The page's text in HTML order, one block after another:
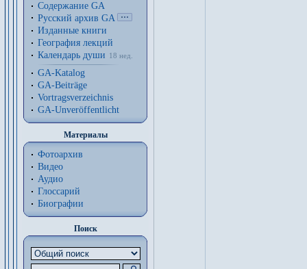
Содержание GA
Русский архив GA
Изданные книги
География лекций
Календарь души
18 нед.
GA-Katalog
GA-Beiträge
Vortragsverzeichnis
GA-Unveröffentlicht
Материалы
Фотоархив
Видео
Аудио
Глоссарий
Биографии
Поиск